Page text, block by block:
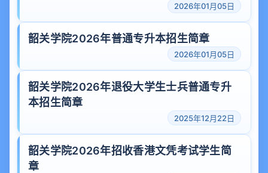
2026年01月05日
韶关学院2026年普通专升本招生简章
2026年01月05日
韶关学院2026年退役大学生士兵普通专升
本招生简章
2025年12月22日
韶关学院2026年招收香港文凭考试学生简
章